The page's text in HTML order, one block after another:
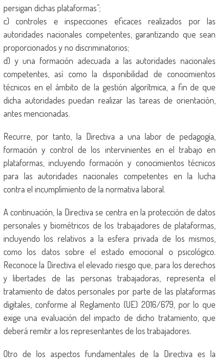
persigan dichas plataformas”;
c) controles e inspecciones eficaces realizados por las
autoridades nacionales competentes, garantizando que sean
proporcionados y no discriminatorios;
d) y una formación adecuada a las autoridades nacionales
competentes, así como la disponibilidad de conocimientos
técnicos en el ámbito de la gestión algorítmica, a fin de que
dicha autoridades puedan realizar las tareas de orientación,
antes mencionadas.
Recurre, por tanto, la Directiva a una labor de pedagogía,
formación y control de los intervinientes en el trabajo en
plataformas, incluyendo formación y conocimientos técnicos
para las autoridades nacionales competentes en la lucha
contra el incumplimiento de la normativa laboral.
A continuación, la Directiva se centra en la protección de datos
personales y biométricos de los trabajadores de plataformas,
incluyendo los relativos a la esfera privada de los mismos,
como los datos sobre el estado emocional o psicológico.
Reconoce la Directiva el elevado riesgo que, para los derechos
y libertades de las personas trabajadoras, representa el
tratamiento de datos personales por parte de las plataformas
digitales, conforme al Reglamento (UE) 2016/679, por lo que
exige una evaluación del impacto de dicho tratamiento, que
deberá remitir a los representantes de los trabajadores.
Otro de los aspectos fundamentales de la Directiva es la